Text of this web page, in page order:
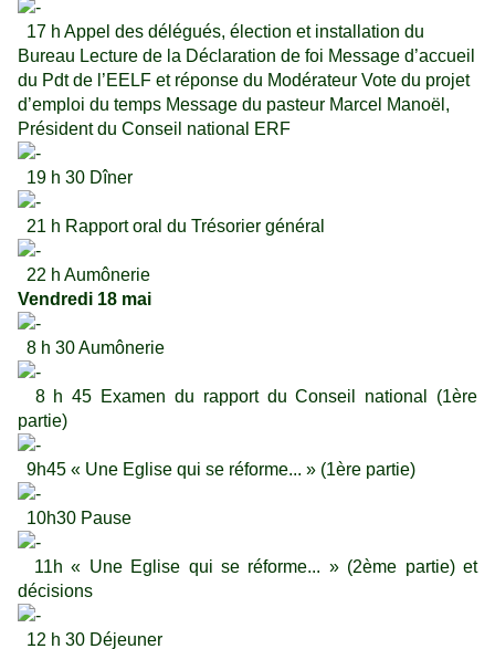
17 h Appel des délégués, élection et installation du
Bureau Lecture de la Déclaration de foi Message d’accueil
du Pdt de l’EELF et réponse du Modérateur Vote du projet
d’emploi du temps Message du pasteur Marcel Manoël,
Président du Conseil national ERF
19 h 30 Dîner
21 h Rapport oral du Trésorier général
22 h Aumônerie
Vendredi 18 mai
8 h 30 Aumônerie
8 h 45 Examen du rapport du Conseil national (1ère
partie)
9h45 « Une Eglise qui se réforme... » (1ère partie)
10h30 Pause
11h « Une Eglise qui se réforme... » (2ème partie) et
décisions
12 h 30 Déjeuner